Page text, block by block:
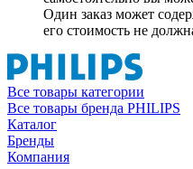
Один заказ может
его стоимость не
Все товары категории
Все товары бренда PHILIPS
Каталог
Бренды
Компания